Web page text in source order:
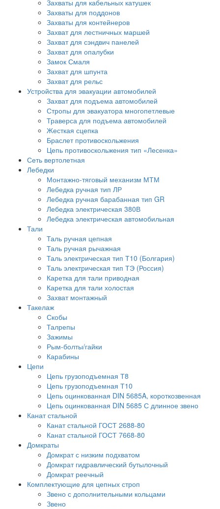
Захваты для кабельных катушек
Захваты для поддонов
Захваты для контейнеров
Захват для лестничных маршей
Захват для сэндвич панелей
Захват для опалубки
Замок Смаля
Захват для шпунта
Захват для рельс
Устройства для эвакуации автомобилей
Захват для подъема автомобилей
Стропы для эвакуатора многопетлевые
Траверса для подъема автомобилей
Жесткая сцепка
Браслет противоскольжения
Цепь противоскольжения тип «Лесенка»
Сеть вертолетная
Лебедки
Монтажно-тяговый механизм МТМ
Лебедка ручная тип ЛР
Лебедка ручная барабанная тип GR
Лебедка электрическая 380В
Лебедка электрическая автомобильная
Тали
Таль ручная цепная
Таль ручная рычажная
Таль электрическая тип Т10 (Болгария)
Таль электрическая тип ТЭ (Россия)
Каретка для тали приводная
Каретка для тали холостая
Захват монтажный
Такелаж
Скобы
Талрепы
Зажимы
Рым-болты/гайки
Карабины
Цепи
Цепь грузоподъемная Т8
Цепь грузоподъемная Т10
Цепь оцинкованная DIN 5685A, короткозвенная
Цепь оцинкованная DIN 5685 С длинное звено
Канат стальной
Канат стальной ГОСТ 2688-80
Канат стальной ГОСТ 7668-80
Домкраты
Домкрат с низким подхватом
Домкрат гидравлический бутылочный
Домкрат реечный
Комплектующие для цепных строп
Звено с дополнительными кольцами
Звено